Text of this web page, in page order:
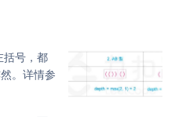
括号，都
。详情参